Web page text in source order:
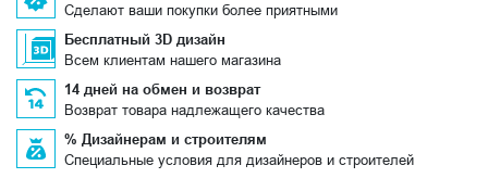
Сделают ваши покупки более приятными
Бесплатный 3D дизайн
Всем клиентам нашего магазина
14 дней на обмен и возврат
Возврат товара надлежащего качества
% Дизайнерам и строителям
Специальные условия для дизайнеров и строителей